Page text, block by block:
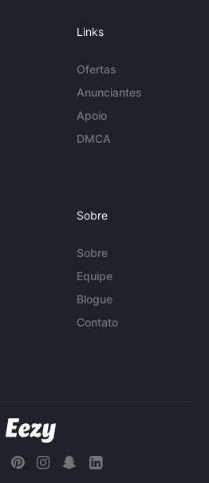
Links
Ofertas
Anunciantes
Apoio
DMCA
Sobre
Sobre
Equipe
Blogue
Contato